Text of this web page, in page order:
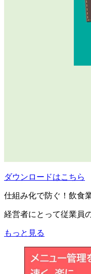
ダウンロードはこちら
仕組み化で防ぐ！飲食
経営者にとって従業員
もっと見る